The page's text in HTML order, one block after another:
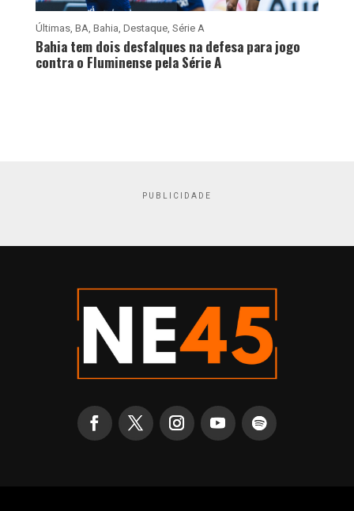
Últimas, BA Bahia Destaque, Série A
Bahia tem dois desfalques na defesa para jogo
contra o Fluminense pela Série A
PUBLICIDADE